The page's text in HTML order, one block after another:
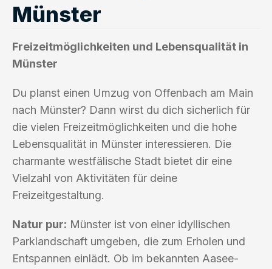
Münster
Freizeitmöglichkeiten und Lebensqualität in
Münster
Du planst einen Umzug von Offenbach am Main
nach Münster? Dann wirst du dich sicherlich für
die vielen Freizeitmöglichkeiten und die hohe
Lebensqualität in Münster interessieren. Die
charmante westfälische Stadt bietet dir eine
Vielzahl von Aktivitäten für deine
Freizeitgestaltung.
Natur pur: Münster ist von einer idyllischen
Parklandschaft umgeben, die zum Erholen und
Entspannen einlädt. Ob im bekannten Aasee-